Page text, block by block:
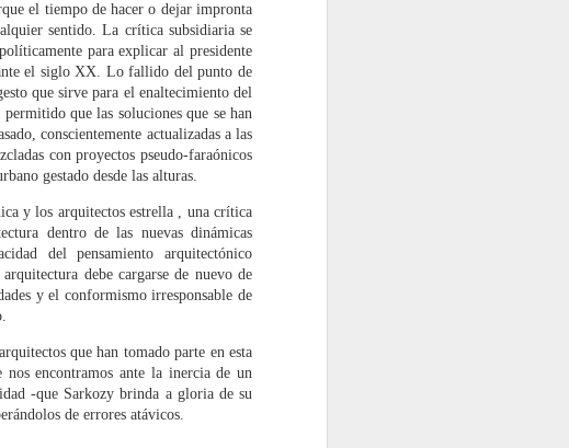
el tiempo de hacer o dejar impronta
sentido. La crítica subsidiaria se
para explicar al presidente
el siglo XX. Lo fallido del punto de
que sirve para el enaltecimiento del
que las soluciones que se han
conscientemente actualizadas a las
con proyectos pseudo-faraónicos
gestado desde las alturas.
y los arquitectos estrella , una crítica
dentro de las nuevas dinámicas
del pensamiento arquitectónico
debe cargarse de nuevo de
y el conformismo irresponsable de
que han tomado parte en esta
nos encontramos ante la inercia de un
-que Sarkozy brinda a gloria de su
de errores atávicos.
el